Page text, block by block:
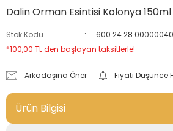
Dalin Orman Esintisi Kolonya 150ml
Stok Kodu
600.24.28.00000040
*100,00 TL den başlayan taksitlerle!
Arkadaşına Öner Fiyatı Düşünce
Ürün Bilgisi